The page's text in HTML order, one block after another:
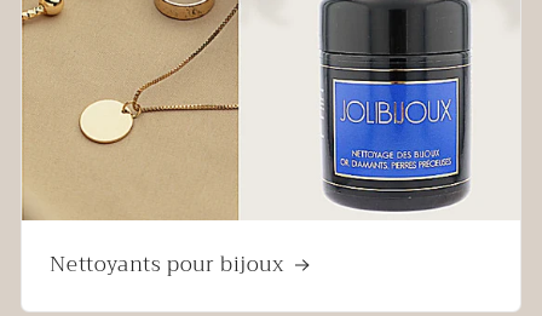
Nettoyants pour bijoux